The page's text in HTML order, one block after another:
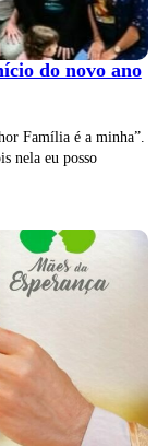
do novo ano
Família é a minha”.
nela eu posso